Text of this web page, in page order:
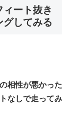
ィート抜き
してみる
相性が悪かった
なしで走ってみ